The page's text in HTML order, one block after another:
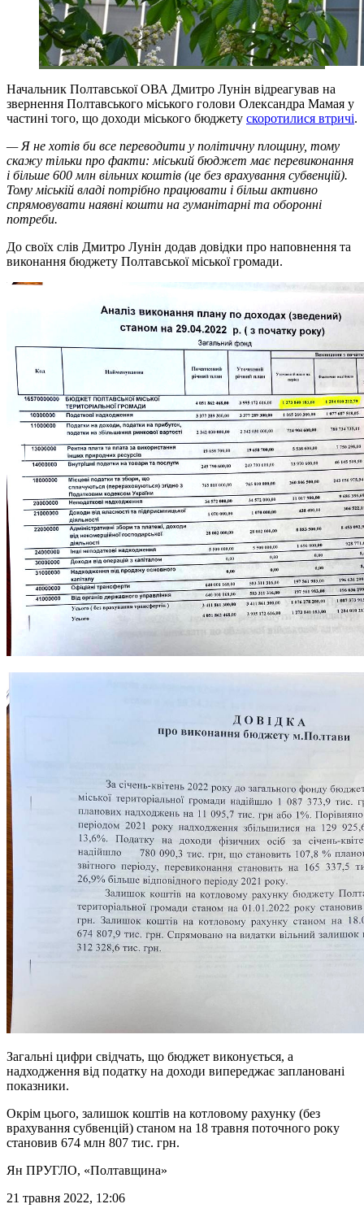
Начальник Полтавської ОВА Дмитро Лунін відреагував на
звернення Полтавського міського голови Олександра Мамая у
частині того, що доходи міського бюджету скоротилися втричі.
— Я не хотів би все переводити у політичну площину, тому
скажу тільки про факти: міський бюджет має перевиконання
і більше 600 млн вільних коштів (це без врахування субвенцій).
Тому міській владі потрібно працювати і більш активно
спрямовувати наявні кошти на гуманітарні та оборонні
потреби.
До своїх слів Дмитро Лунін додав довідки про наповнення та
виконання бюджету Полтавської міської громади.
Загальні цифри свідчать, що бюджет виконується, а
надходження від податку на доходи випереджає заплановані
показники.
Окрім цього, залишок коштів на котловому рахунку (без
врахування субвенцій) станом на 18 травня поточного року
становив 674 млн 807 тис. грн.
Ян ПРУГЛО, «Полтавщина»
21 травня 2022, 12:06